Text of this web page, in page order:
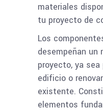
materiales
tu proyecto de
Los
desempeñan un
proyecto, ya
edificio o
existente.
elementos